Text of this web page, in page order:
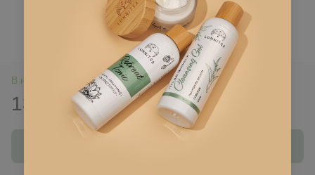
В наличии
135 грн